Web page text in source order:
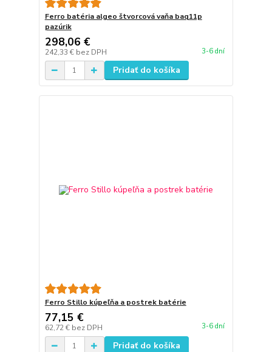
Ferro batéria algeo štvorcová vaňa baq11p
pazúrik
298,06 €
242,33 € bez DPH 3-6 dní
Pridať do košíka
Ferro Stillo kúpeľňa a postrek batérie
77,15 €
62,72 € bez DPH 3-6 dní
Pridať do košíka